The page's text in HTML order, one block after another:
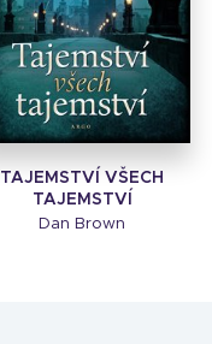
TAJEMSTVÍ VŠECH
TAJEMSTVÍ
Dan Brown